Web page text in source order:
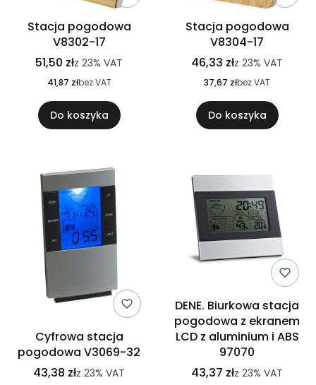
Stacja pogodowa
V8302-17
51,50 złz 23% VAT
41,87 złbez VAT
Do koszyka
Stacja pogodowa
V8304-17
46,33 złz 23% VAT
37,67 złbez VAT
Do koszyka
Cyfrowa stacja
pogodowa V3069-32
43,38 złz 23% VAT
DENE. Biurkowa stacja
pogodowa z ekranem
LCD z aluminium i ABS
97070
43,37 złz 23% VAT